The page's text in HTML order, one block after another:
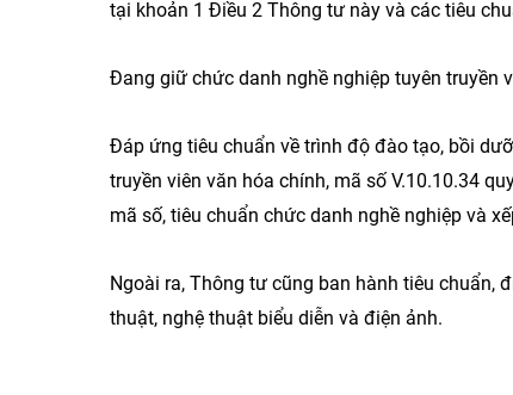
tại khoản 1 Điều 2 Thông tư này và các tiêu
Đang giữ chức danh nghề nghiệp tuyên truyền
Đáp ứng tiêu chuẩn về trình độ đào tạo, bồi
truyền viên văn hóa chính, mã số V.10.10.34
mã số, tiêu chuẩn chức danh nghề nghiệp và
Ngoài ra, Thông tư cũng ban hành tiêu chuẩn,
thuật, nghệ thuật biểu diễn và điện ảnh.